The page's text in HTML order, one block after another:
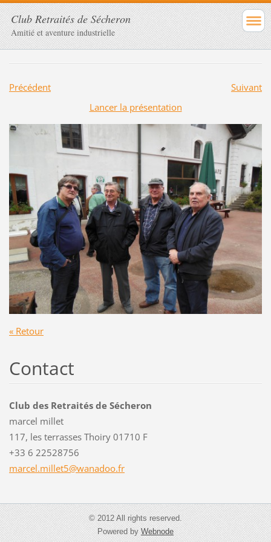
Club Retraités de Sécheron
Amitié et aventure industrielle
Précédent
Suivant
Lancer la présentation
« Retour
Contact
Club des Retraités de Sécheron
marcel millet
117, les terrasses Thoiry 01710 F
+33 6 22528756
marcel.millet5@wanadoo.fr
© 2012 All rights reserved.
Powered byWebnode